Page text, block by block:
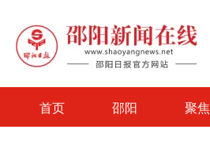
首页 邵阳 聚焦